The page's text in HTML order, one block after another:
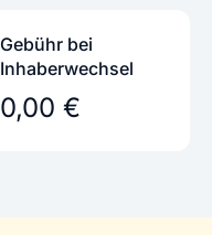
Gebühr bei
Inhaber­wechsel
0,00 €